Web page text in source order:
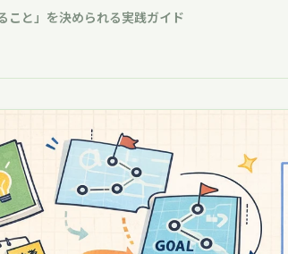
こと」を決められる実践ガイド